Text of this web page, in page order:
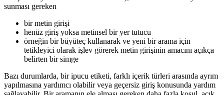
nedenle onun için bir UI kalıbı tanımlamak için mükemmel bir
bir içerik sayfasındaki belirli bir arama), arama kullanıcı arayüzünün
sunması gereken
bir metin girişi
henüz giriş yoksa metinsel bir yer tutucu
tetikleyici olarak işlev görerek metin girişinin amacını açıkça
belirten bir simge